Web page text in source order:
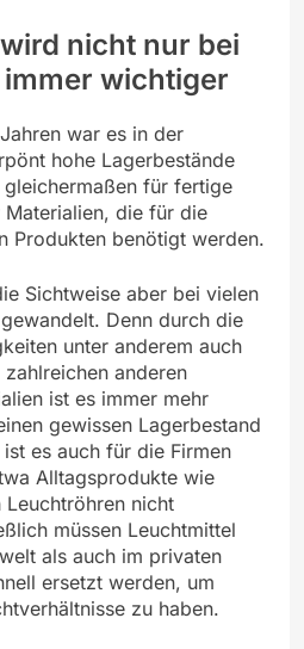
nicht nur bei
wichtiger
war es in der
hohe Lagerbestände
für fertige
die für die
Produkten benötigt werden.
Sichtweise aber bei vielen
Denn durch die
unter anderem auch
anderen
ist es immer mehr
gewissen Lagerbestand
es auch für die Firmen
Alltagsprodukte wie
Leuchtröhren nicht
müssen Leuchtmittel
als auch im privaten
ersetzt werden, um
zu haben.